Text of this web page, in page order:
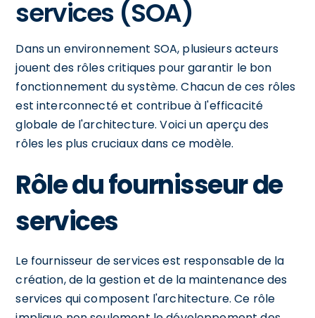
services (SOA)
Dans un environnement SOA, plusieurs acteurs
jouent des rôles critiques pour garantir le bon
fonctionnement du système. Chacun de ces rôles
est interconnecté et contribue à l'efficacité
globale de l'architecture. Voici un aperçu des
rôles les plus cruciaux dans ce modèle.
Rôle du fournisseur de
services
Le fournisseur de services est responsable de la
création, de la gestion et de la maintenance des
services qui composent l'architecture. Ce rôle